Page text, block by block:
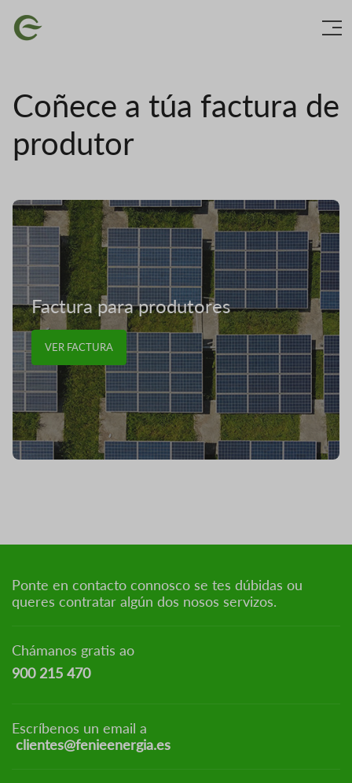
Imaxe
Coñece a túa factura de
produtor
Imaxe
Factura para produtores
VER FACTURA
Ponte en contacto connosco se tes dúbidas ou
queres contratar algún dos nosos servizos.
Chámanos gratis ao
900 215 470
Escríbenos un email a
clientes@fenieenergia.es